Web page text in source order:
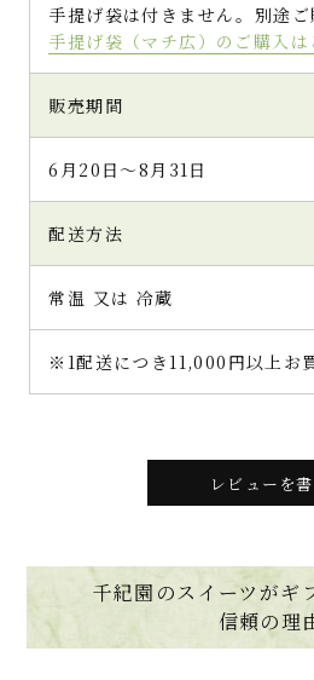
手提げ袋は付きません。別途ご
手提げ袋（マチ広）のご購入は
販売期間
6月20日～8月31日
配送方法
常温 又は 冷蔵
※1配送につき11,000円以上お
レビューを書
千紀園のスイーツがギ
信頼の理